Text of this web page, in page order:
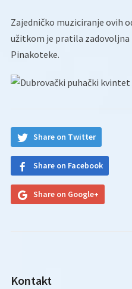
Zajedničko muziciranje ovih
užitkom je pratila zadovoljna
Pinakoteke.
Share on Twitter
Share on Facebook
Share on Google+
Kontakt